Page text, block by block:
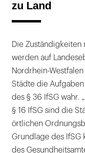
zu Land
Die
werden auf
Nordrhein-
Städte die Aufgaben
des § 36 IfSG wahr.
§ 16 IfSG sind die
örtlichen
Grundlage des IfSG
des